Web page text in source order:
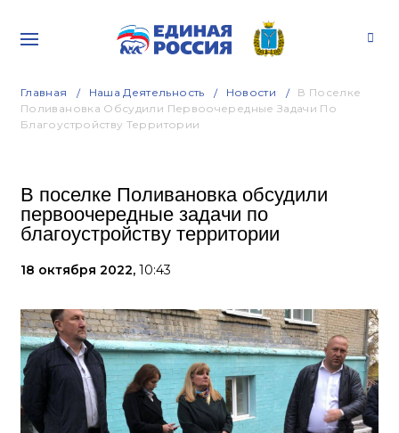
Главная Наша Деятельность Новости
В Поселке
Поливановка Обсудили Первоочередные Задачи По
Благоустройству Территории
В поселке Поливановка обсудили
первоочередные задачи по
благоустройству территории
18 октября 2022, 10:43